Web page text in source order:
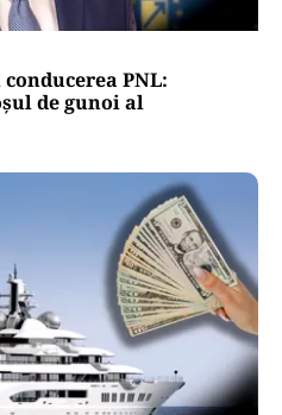
PNL:
de gunoi al